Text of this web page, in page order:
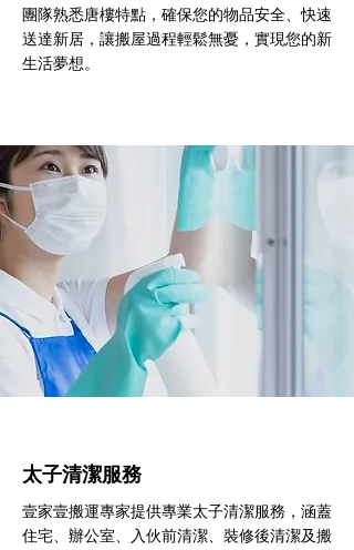
團隊熟悉唐樓特點，確保您的物品安全、快速
送達新居，讓搬屋過程輕鬆無憂，實現您的新
生活夢想。
太子清潔服務
壹家壹搬運專家提供專業太子清潔服務，涵蓋
住宅、辦公室、入伙前清潔、裝修後清潔及搬